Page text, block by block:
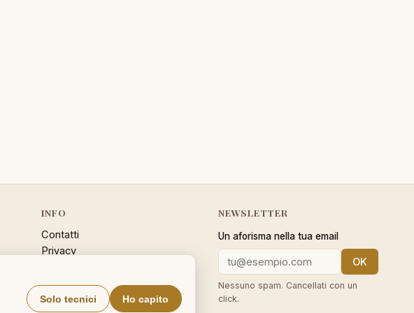
INFO
Contatti
Privacy
Sitemap
NEWSLETTER
Un aforisma nella tua email
OK
Nessuno spam. Cancellati con un
click.
Solo tecnici Ho capito